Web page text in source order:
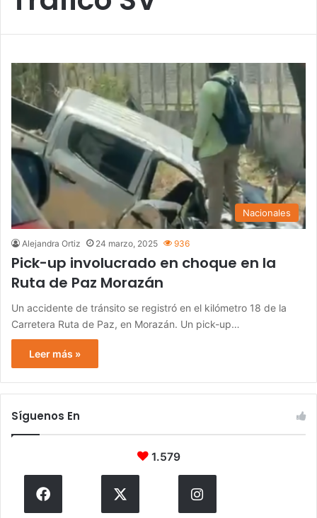
Nacionales
Alejandra Ortiz 24 marzo, 2025 936
Pick-up involucrado en choque en la
Ruta de Paz Morazán
Un accidente de tránsito se registró en el kilómetro 18 de la
Carretera Ruta de Paz, en Morazán. Un pick-up…
Leer más »
Síguenos En
1.579